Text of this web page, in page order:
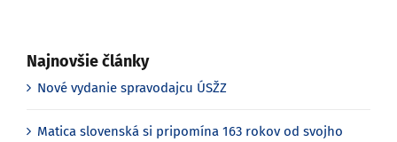
Najnovšie články
Nové vydanie spravodajcu ÚSŽZ
Matica slovenská si pripomína 163 rokov od svojho